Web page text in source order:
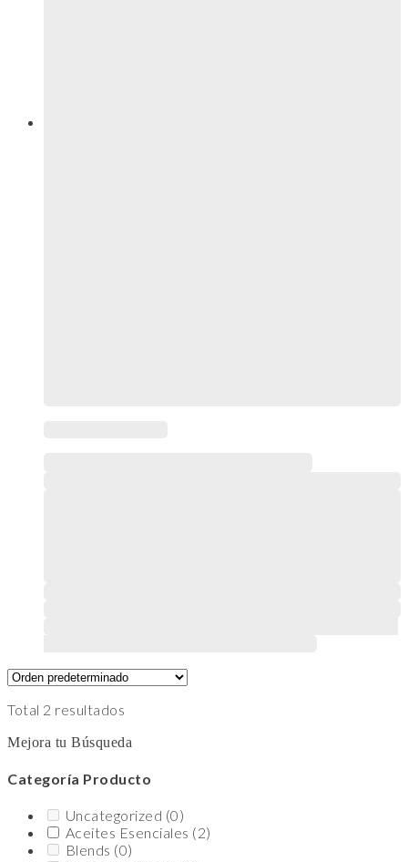
Total 2 resultados
Mejora tu Búsqueda
Categoría Producto
Uncategorized (0)
Aceites Esenciales (2)
Blends (0)